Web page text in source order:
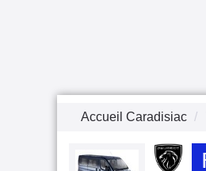
Accueil Caradisiac